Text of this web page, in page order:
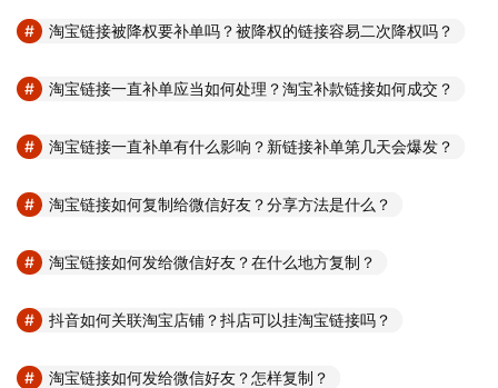
淘宝链接被降权要补单吗？被降权的链接容易二次降权吗？
淘宝链接一直补单应当如何处理？淘宝补款链接如何成交？
淘宝链接一直补单有什么影响？新链接补单第几天会爆发？
淘宝链接如何复制给微信好友？分享方法是什么？
淘宝链接如何发给微信好友？在什么地方复制？
抖音如何关联淘宝店铺？抖店可以挂淘宝链接吗？
淘宝链接如何发给微信好友？怎样复制？